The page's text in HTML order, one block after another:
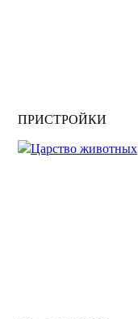
ПРИСТРОЙКИ
Царство животных